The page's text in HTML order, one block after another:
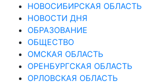
НОВОСИБИРСКАЯ ОБЛАСТЬ
НОВОСТИ ДНЯ
ОБРАЗОВАНИЕ
ОБЩЕСТВО
ОМСКАЯ ОБЛАСТЬ
ОРЕНБУРГСКАЯ ОБЛАСТЬ
ОРЛОВСКАЯ ОБЛАСТЬ